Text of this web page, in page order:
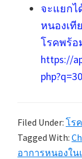
จะแยกไ
หนองเที
โรคพร้
https://
php?q=30
Filed Under: โร
Tagged With:
อาการหนองใ